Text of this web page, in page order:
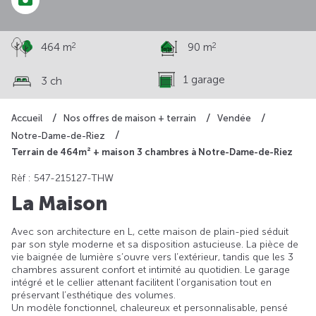
Accueil Nos offres de maison + terrain
Vendée
Notre-Dame-de-Riez
Terrain de 464m² + maison 3 chambres à Notre-Dame-de-Riez
464 m2 90 m2
3 ch 1 garage
Rèf : 547-215127-THW
La Maison
Avec son architecture en L, cette maison de plain-pied séduit
par son style moderne et sa disposition astucieuse. La pièce de
vie baignée de lumière s’ouvre vers l’extérieur, tandis que les 3
chambres assurent confort et intimité au quotidien. Le garage
intégré et le cellier attenant facilitent l’organisation tout en
préservant l’esthétique des volumes.
Un modèle fonctionnel, chaleureux et personnalisable, pensé